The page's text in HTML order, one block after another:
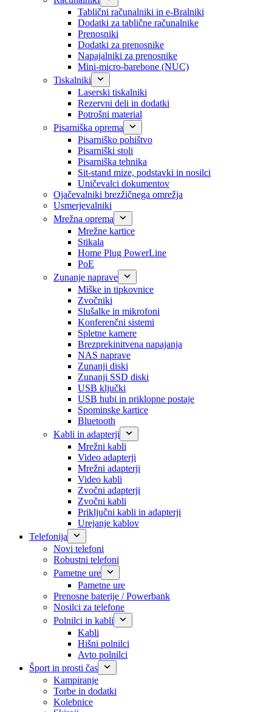
Tablični računalniki in e-Bralniki
Dodatki za tablične računalnike
Prenosniki
Dodatki za prenosnike
Napajalniki za prenosnike
Mini-micro-barebone (NUC)
Tiskalniki
Laserski tiskalniki
Rezervni deli in dodatki
Potrošni material
Pisarniška oprema
Pisarniško pohištvo
Pisarniški stoli
Pisarniška tehnika
Sit-stand mize, podstavki in nosilci
Uničevalci dokumentov
Ojačevalniki brezžičnega omrežja
Usmerjevalniki
Mrežna oprema
Mrežne kartice
Stikala
Home Plug PowerLine
PoE
Zunanje naprave
Miške in tipkovnice
Zvočniki
Slušalke in mikrofoni
Konferenčni sistemi
Spletne kamere
Brezprekinitvena napajanja
NAS naprave
Zunanji diski
Zunanji SSD diski
USB ključki
USB hubi in priklopne postaje
Spominske kartice
Bluetooth
Kabli in adapterji
Mrežni kabli
Video adapterji
Mrežni adapterji
Video kabli
Zvočni adapterji
Zvočni kabli
Priključni kabli in adapterji
Urejanje kablov
Telefonija
Novi telefoni
Robustni telefoni
Pametne ure
Pametne ure
Prenosne baterije / Powerbank
Nosilci za telefone
Polnilci in kabli
Kabli
Hišni polnilci
Avto polnilci
Šport in prosti čas
Kampiranje
Torbe in dodatki
Kolebnice